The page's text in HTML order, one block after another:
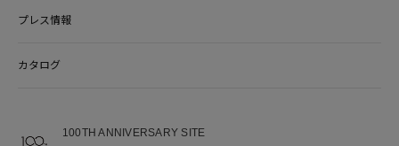
プレス情報
カタログ
100TH ANNIVERSARY SITE